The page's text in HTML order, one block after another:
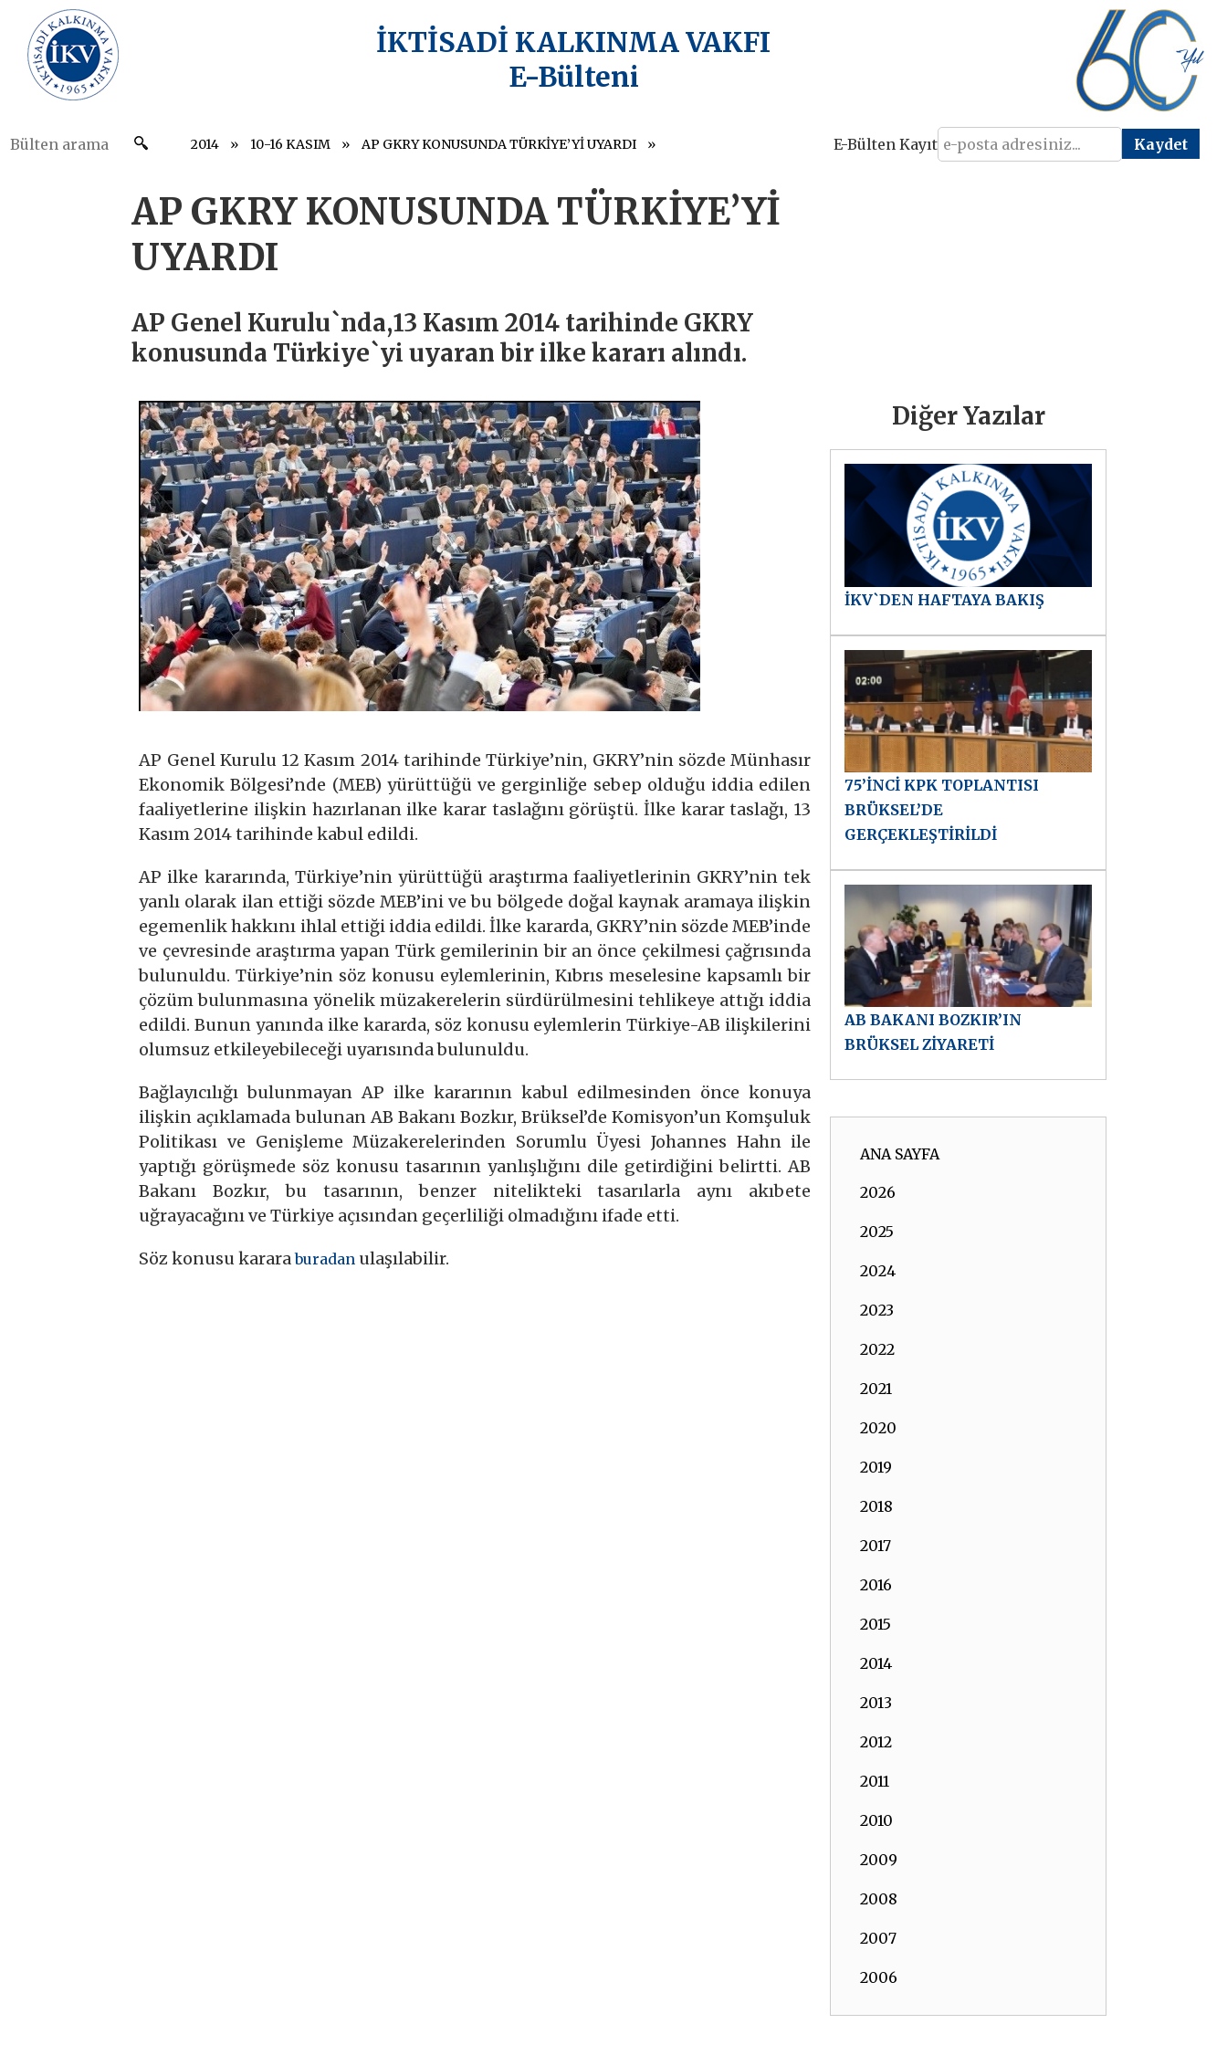
İKTİSADİ KALKINMA VAKFI
E-Bülteni
2014 10-16 KASIM AP GKRY KONUSUNDA TÜRKİYE’Yİ UYARDI E-Bülten Kayıt
AP GKRY KONUSUNDA TÜRKİYE’Yİ
UYARDI
AP Genel Kurulu`nda,13 Kasım 2014 tarihinde GKRY
konusunda Türkiye`yi uyaran bir ilke kararı alındı.
AP Genel Kurulu 12 Kasım 2014 tarihinde Türkiye’nin, GKRY’nin sözde Münhasır
Ekonomik Bölgesi’nde (MEB) yürüttüğü ve gerginliğe sebep olduğu iddia edilen
faaliyetlerine ilişkin hazırlanan ilke karar taslağını görüştü. İlke karar taslağı, 13
Kasım 2014 tarihinde kabul edildi.
AP ilke kararında, Türkiye’nin yürüttüğü araştırma faaliyetlerinin GKRY’nin tek
yanlı olarak ilan ettiği sözde MEB’ini ve bu bölgede doğal kaynak aramaya ilişkin
egemenlik hakkını ihlal ettiği iddia edildi. İlke kararda, GKRY’nin sözde MEB’inde
ve çevresinde araştırma yapan Türk gemilerinin bir an önce çekilmesi çağrısında
bulunuldu. Türkiye’nin söz konusu eylemlerinin, Kıbrıs meselesine kapsamlı bir
çözüm bulunmasına yönelik müzakerelerin sürdürülmesini tehlikeye attığı iddia
edildi. Bunun yanında ilke kararda, söz konusu eylemlerin Türkiye-AB ilişkilerini
olumsuz etkileyebileceği uyarısında bulunuldu.
Bağlayıcılığı bulunmayan AP ilke kararının kabul edilmesinden önce konuya
ilişkin açıklamada bulunan AB Bakanı Bozkır, Brüksel’de Komisyon’un Komşuluk
Politikası ve Genişleme Müzakerelerinden Sorumlu Üyesi Johannes Hahn ile
yaptığı görüşmede söz konusu tasarının yanlışlığını dile getirdiğini belirtti. AB
Bakanı Bozkır, bu tasarının, benzer nitelikteki tasarılarla aynı akıbete
uğrayacağını ve Türkiye açısından geçerliliği olmadığını ifade etti.
Söz konusu kararaburadan ulaşılabilir.
Diğer Yazılar
İKV`DEN HAFTAYA BAKIŞ
75’İNCİ KPK TOPLANTISI
BRÜKSEL’DE
GERÇEKLEŞTİRİLDİ
AB BAKANI BOZKIR’IN
BRÜKSEL ZİYARETİ
ANA SAYFA
2026
2025
2024
2023
2022
2021
2020
2019
2018
2017
2016
2015
2014
2013
2012
2011
2010
2009
2008
2007
2006